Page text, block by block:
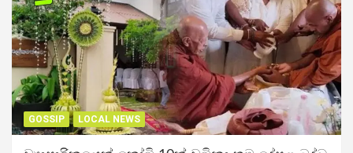
GOSSIP LOCAL NEWS